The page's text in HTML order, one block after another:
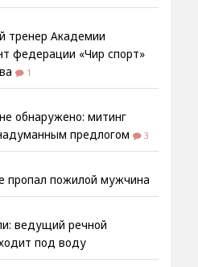
тренер Академии
федерации «Чир спорт»
1
обнаружено: митинг
предлогом
3
пропал пожилой мужчина
ведущий речной
под воду